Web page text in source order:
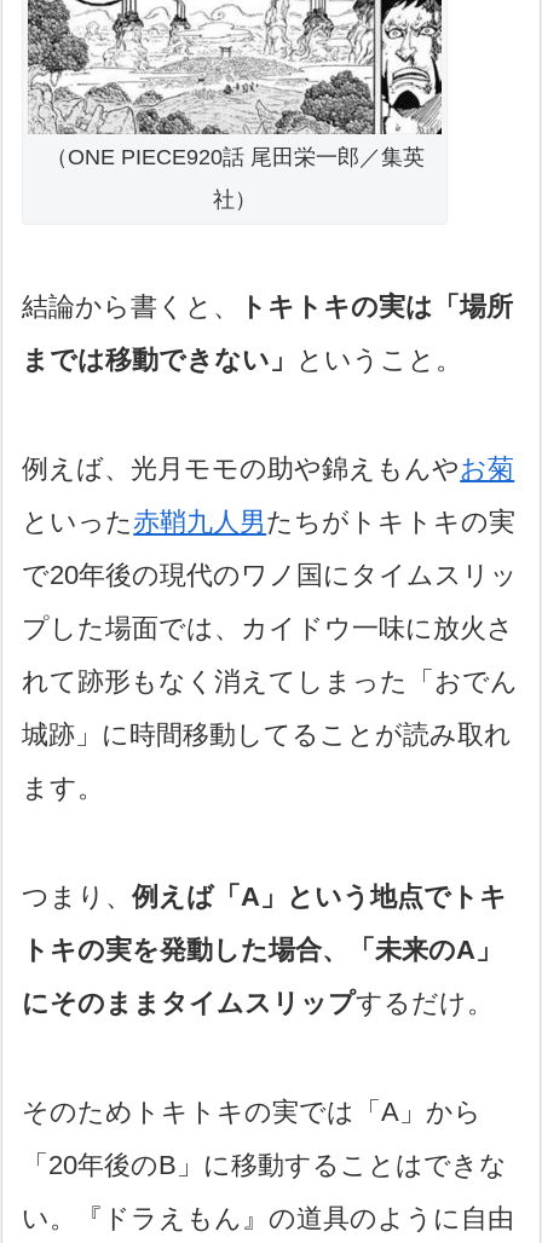
（ONE PIECE920話 尾田栄一郎／集英
社）
結論から書くと、
トキトキの実は「場所
までは移動できない」 ということ。
例えば、光月モモの助や錦えもんやお菊
といった赤鞘九人男たちがトキトキの実
で20年後の現代のワノ国にタイムスリッ
プした場面では、カイドウ一味に放火さ
れて跡形もなく消えてしまった「おでん
城跡」に時間移動してることが読み取れ
ます。
つまり、例えば「A」という地点でトキ
トキの実を発動した場合、「未来のA」
にそのままタイムスリップするだけ。
そのためトキトキの実では「A」から
「20年後のB」に移動することはできな
い。『ドラえもん』の道具のように自由